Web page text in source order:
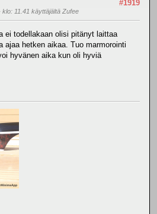
#1919
klo: 11.41 käyttäjältä Zufee
ei todellakaan olisi pitänyt laittaa
ajaa hetken aikaa. Tuo marmorointi
hyvänen aika kun oli hyviä